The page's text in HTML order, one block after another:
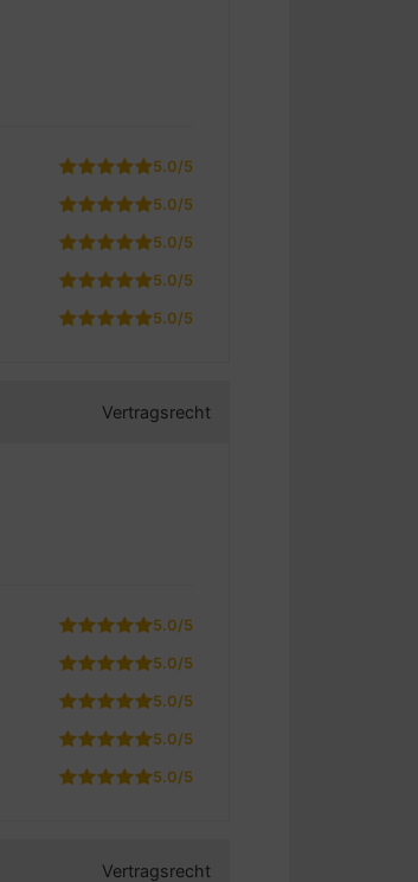
5.0/5
5.0/5
5.0/5
5.0/5
5.0/5
Vertragsrecht
5.0/5
5.0/5
5.0/5
5.0/5
5.0/5
Vertragsrecht